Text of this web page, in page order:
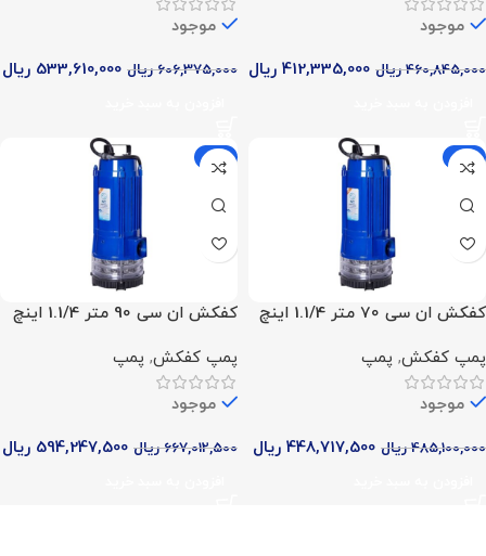
موجود
460,845,000 ریال 412,335,000 ریال
موجود
606,375,000 ریال 533,610,000 ریال
-8%
کفکش ان سی 70 متر 1.1/4 اینچ
پمپ کفکش, پمپ
موجود
485,100,000 ریال 448,717,500 ریال
-11%
کفکش ان سی 90 متر 1.1/4 اینچ
پمپ کفکش, پمپ
موجود
667,012,500 ریال 594,247,500 ریال